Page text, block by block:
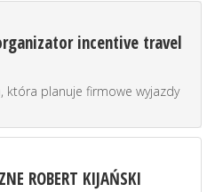
incentive travel
która planuje firmowe wyjazdy
ROBERT KIJAŃSKI